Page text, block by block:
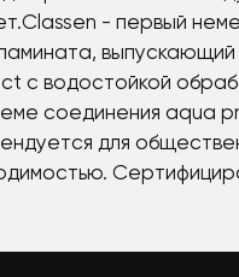
- первый
выпускающий
с водостойкой
соединения aqua
для